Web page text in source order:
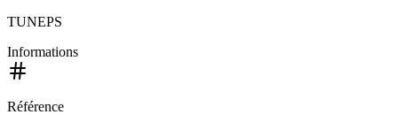
TUNEPS
Informations
Référence